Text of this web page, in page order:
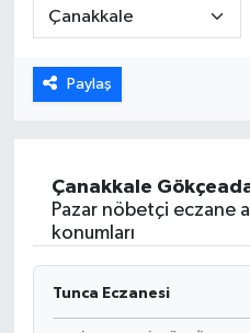
Paylaş
Çanakkale
Pazar nöbetçi eczane
konumları
Tunca Eczanesi
ÖZEL HABER
DTO